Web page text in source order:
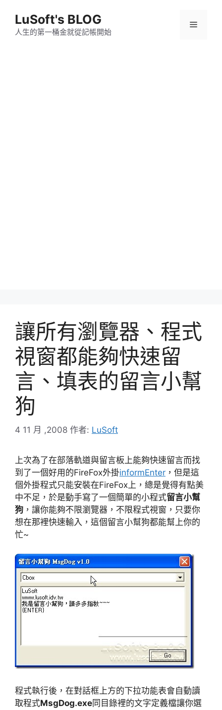
LuSoft's BLOG
人生的第一桶金就從記帳開始
選
讓所有瀏覽器、程式
視窗都能夠快速留
言、填表的留言小幫
狗
4 11 月 ,2008 作者: LuSoft
上次為了在部落軌道與留言板上能夠快速留言而找
到了一個好用的FireFox外掛informEnter ，但是這
個外掛程式只能安裝在FireFox上，總是覺得有點美
中不足，於是動手寫了一個簡單的小程式留言小幫
狗 ，讓你能夠不限瀏覽器，不限程式視窗，只要你
想在那裡快速輸入，這個留言小幫狗都能幫上你的
忙~
程式執行後，在對話框上方的下拉功能表會自動讀
取程式MsgDog.exe同目錄裡的文字定義檔讓你選